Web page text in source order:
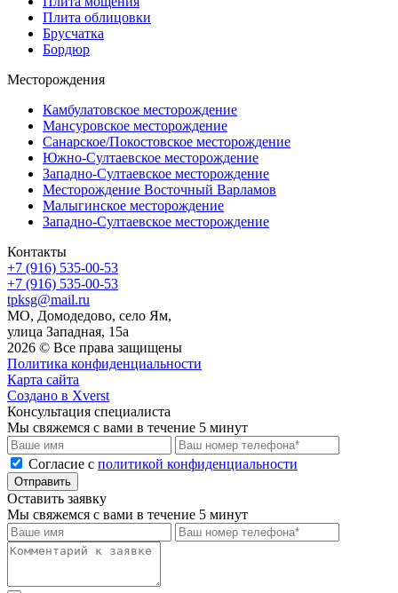
Плита облицовки
Брусчатка
Бордюр
Месторождения
Камбулатовское месторождение
Мансуровское месторождение
Санарское/Покостовское месторождение
Южно-Султаевское месторождение
Западно-Султаевское месторождение
Месторождение Восточный Варламов
Малыгинское месторождение
Западно-Султаевское месторождение
Контакты
+7 (916) 535-00-53
+7 (916) 535-00-53
tpksg@mail.ru
МО, Домодедово, село Ям,
улица Западная, 15а
2026 © Все права защищены
Политика конфиденциальности
Карта сайта
Создано в Xverst
Консультация специалиста
Мы свяжемся с вами в течение 5 минут
Cогласие с политикой конфиденциальности
Отправить
Оставить заявку
Мы свяжемся с вами в течение 5 минут